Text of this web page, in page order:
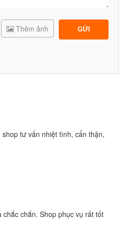
GỬI
Thêm ảnh
tư vấn nhiệt tình, cẩn thận,
chắn. Shop phục vụ rất tốt